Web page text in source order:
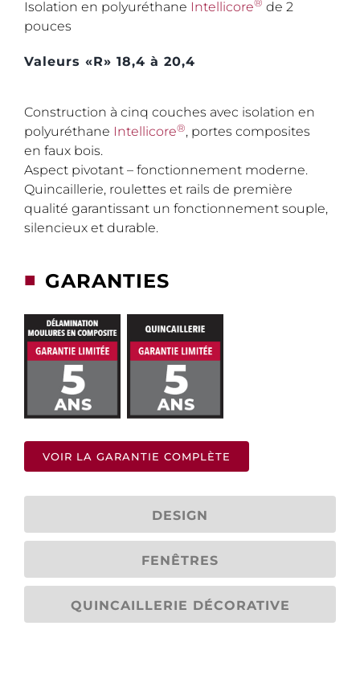
Isolation en polyuréthane Intellicore® de 2
pouces
Valeurs «R» 18,4 à 20,4
Construction à cinq couches avec isolation en
polyuréthane Intellicore®, portes composites
en faux bois.
Aspect pivotant – fonctionnement moderne.
Quincaillerie, roulettes et rails de première
qualité garantissant un fonctionnement souple,
silencieux et durable.
■ GARANTIES
VOIR LA GARANTIE COMPLÈTE
DESIGN
FENÊTRES
QUINCAILLERIE DÉCORATIVE